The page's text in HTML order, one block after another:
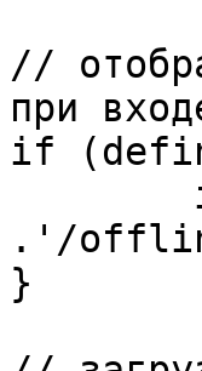
//
при
if
.'/
}